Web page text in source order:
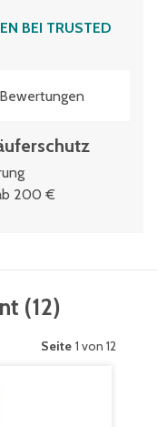
BEI TRUSTED
200 €
(12)
Seite 1 von 12